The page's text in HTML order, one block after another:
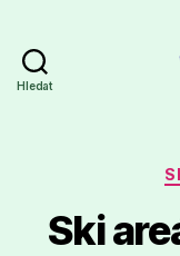
Hledat
Ski